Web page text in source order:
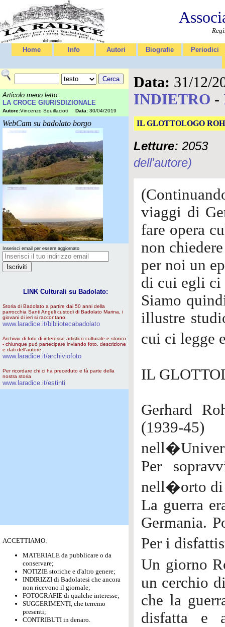
Home Info Autori Biografie Periodici
Articolo meno letto:
LA CROCE GIURISDIZIONALE
Autore:Vincenzo Squillacioti Data: 30/04/2019
WebCam su badolato borgo
Inserisci email per essere aggiornato
LINK Culturali su Badolato:
Storia di Badolato a partire dai 50 anni della
parrocchia Santi Angeli custodi di Badolato Marina, i
giovani di ieri si raccontano.
www.laradice.it/bibliotecabadolato
Archivio di foto di interesse artistico culturale e storico
- chiunque può partecipare inviando foto, descrizione
e dati dell'autore
www.laradice.it/archiviofoto
Per ricordare chi ci ha preceduto e fà parte della
nostra storia
www.laradice.it/estinti
ACCETTIAMO:
MATERIALE da pubblicare o da
conservare;
NOTIZIE storiche e d'altro genere;
INDIRIZZI di Badolatesi che ancora
non ricevono il giornale;
FOTOGRAFIE di qualche interesse;
SUGGERIMENTI, che terremo
presenti;
CONTRIBUTI in denaro.
Data: 31/12/
INDIETRO -
IL GLOTTOLOGO
Letture: 2053
dell'autore)
viaggi di
fare opera
non
per noi un
di cui egli ci
Siamo
illustre
cui ci legge
IL
Gerhard
(1939-
Per
nell�orto di
La guerra
Germania.
Per i
Un giorno
un cerchio
che la
disfatta e